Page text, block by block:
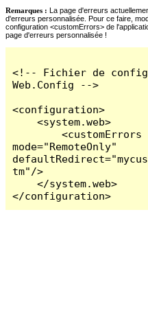
Remarques : La page d'erreurs
d'erreurs personnalisée. Pour ce faire,
configuration <customErrors> de
page d'erreurs personnalisée !
<!-- Fichier de
Web.Config -->
<configuration>
    <system.web>
        <customErrors
mode="RemoteOnly"
tm"/>
    </system.web>
</configuration>